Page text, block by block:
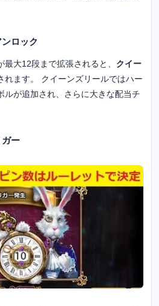
ロック
大12段まで拡張されると、 クイー
れます。 クイーンズリールではハー
ルが追加され、さらに大きな配当チ
ガー